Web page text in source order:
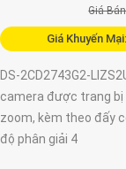
Giá
Giá Khuyến
DS-2CD2743G2-
camera được trang bị
zoom, kèm theo đấy
độ phân giải 4